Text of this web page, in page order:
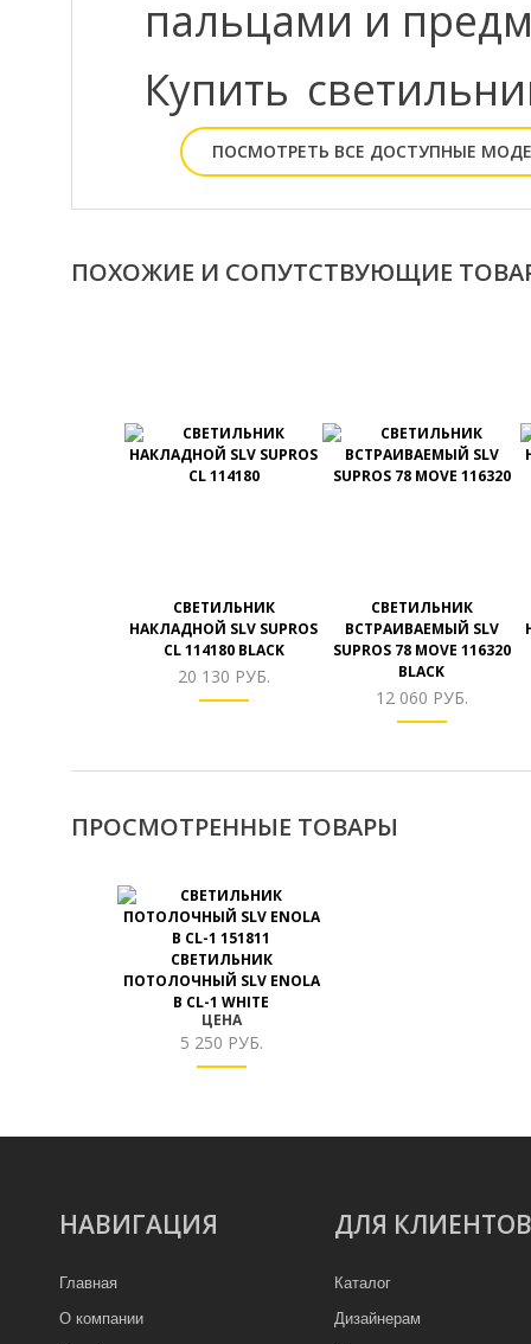
пальцами и
Купить
ПОСМОТРЕТЬ ВСЕ ДОСТУПНЫЕ
ПОХОЖИЕ И СОПУТСТВУЮЩИЕ
СВЕТИЛЬНИК
НАКЛАДНОЙ SLV SUPROS
CL 114180 BLACK
20 130 РУБ.
СВЕТИЛЬНИК
ВСТРАИВАЕМЫЙ SLV
SUPROS 78 MOVE 116320
BLACK
12 060 РУБ.
ПРОСМОТРЕННЫЕ ТОВАРЫ
СВЕТИЛЬНИК
ПОТОЛОЧНЫЙ SLV ENOLA
B CL-1 WHITE
ЦЕНА
5 250 РУБ.
НАВИГАЦИЯ
Главная
О компании
ДЛЯ КЛИЕНТОВ
Каталог
Дизайнерам